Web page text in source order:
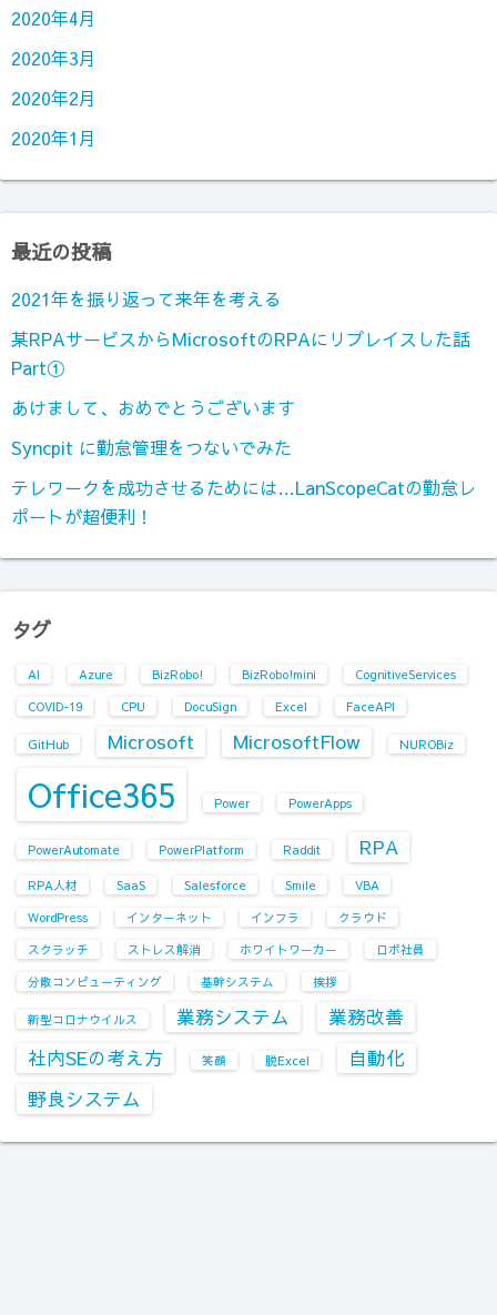
2020年4月
2020年3月
2020年2月
2020年1月
最近の投稿
2021年を振り返って来年を考える
某RPAサービスからMicrosoftのRPAにリプレイスした話
Part①
あけまして、おめでとうございます
Syncpit に勤怠管理をつないでみた
テレワークを成功させるためには…LanScopeCatの勤怠レ
ポートが超便利！
タグ
AI Azure BizRobo! BizRobo!mini
CognitiveServices
COVID-19
CPU DocuSign Excel FaceAPI
GitHub Microsoft MicrosoftFlow NUROBiz
Office365 Power PowerApps
PowerAutomate PowerPlatform Raddit RPA
RPA人材 SaaS Salesforce Smile
VBA
WordPress
インターネット インフラ
クラウド
スクラッチ
ストレス解消 ホワイトワーカー
ロボ社員
分散コンピューティング
基幹システム 挨拶
新型コロナウイルス 業務システム
業務改善
社内SEの考え方
笑顔 脱Excel
自動化
野良システム